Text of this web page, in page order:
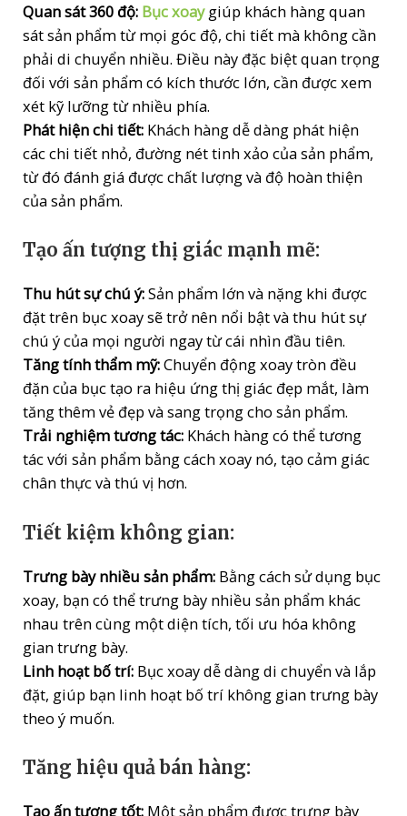
loại
lớn
và
nặng
quantity
Quan sát 360 độ: Bục xoaygiúp khách hàng quan
sát sản phẩm từ mọi góc độ, chi tiết mà không cần
phải di chuyển nhiều. Điều này đặc biệt quan trọng
đối với sản phẩm có kích thước lớn, cần được xem
xét kỹ lưỡng từ nhiều phía.
Phát hiện chi tiết: Khách hàng dễ dàng phát hiện
các chi tiết nhỏ, đường nét tinh xảo của sản phẩm,
từ đó đánh giá được chất lượng và độ hoàn thiện
của sản phẩm.
Tạo ấn tượng thị giác mạnh mẽ:
Thu hút sự chú ý:Sản phẩm lớn và nặng khi được
đặt trên bục xoay sẽ trở nên nổi bật và thu hút sự
chú ý của mọi người ngay từ cái nhìn đầu tiên.
Tăng tính thẩm mỹ:Chuyển động xoay tròn đều
đặn của bục tạo ra hiệu ứng thị giác đẹp mắt, làm
tăng thêm vẻ đẹp và sang trọng cho sản phẩm.
Trải nghiệm tương tác: Khách hàng có thể tương
tác với sản phẩm bằng cách xoay nó, tạo cảm giác
chân thực và thú vị hơn.
Tiết kiệm không gian:
Trưng bày nhiều sản phẩm: Bằng cách sử dụng bục
xoay, bạn có thể trưng bày nhiều sản phẩm khác
nhau trên cùng một diện tích, tối ưu hóa không
gian trưng bày.
Linh hoạt bố trí: Bục xoay dễ dàng di chuyển và lắp
đặt, giúp bạn linh hoạt bố trí không gian trưng bày
theo ý muốn.
Tăng hiệu quả bán hàng:
Tạo ấn tượng tốt: Một sản phẩm được trưng bày